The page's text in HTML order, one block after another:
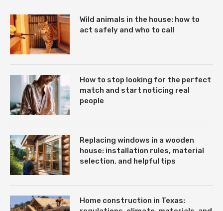
Wild animals in the house: how to
act safely and who to call
How to stop looking for the perfect
match and start noticing real
people
Replacing windows in a wooden
house: installation rules, material
selection, and helpful tips
Home construction in Texas: